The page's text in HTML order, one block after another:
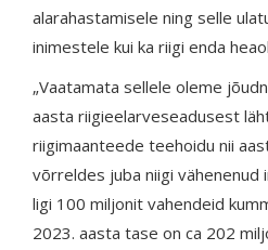
alarahastamisele ning selle
inimestele kui ka riigi enda
„Vaatamata sellele oleme
aasta riigieelarveseadusest
riigimaanteede teehoidu nii
võrreldes juba niigi
ligi 100 miljonit vahendeid
2023. aasta tase on ca 202